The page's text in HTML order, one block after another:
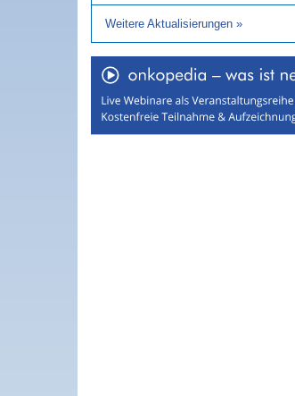
Weitere Aktualisierungen »